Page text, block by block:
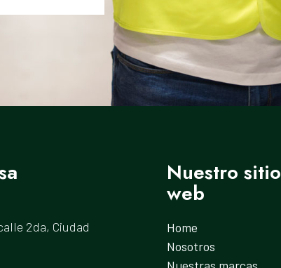
2da, Ciudad
Nuestro sitio
web
Home
Nosotros